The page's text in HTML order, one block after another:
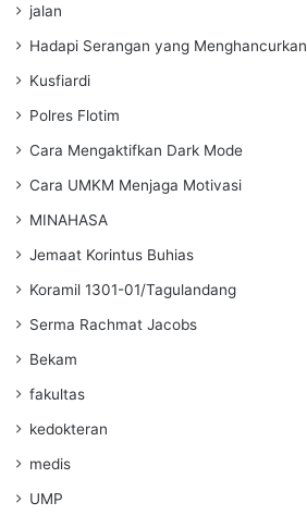
jalan
Hadapi Serangan yang Menghancurkan
Kusfiardi
Polres Flotim
Cara Mengaktifkan Dark Mode
Cara UMKM Menjaga Motivasi
MINAHASA
Jemaat Korintus Buhias
Koramil 1301-01/Tagulandang
Serma Rachmat Jacobs
Bekam
fakultas
kedokteran
medis
UMP